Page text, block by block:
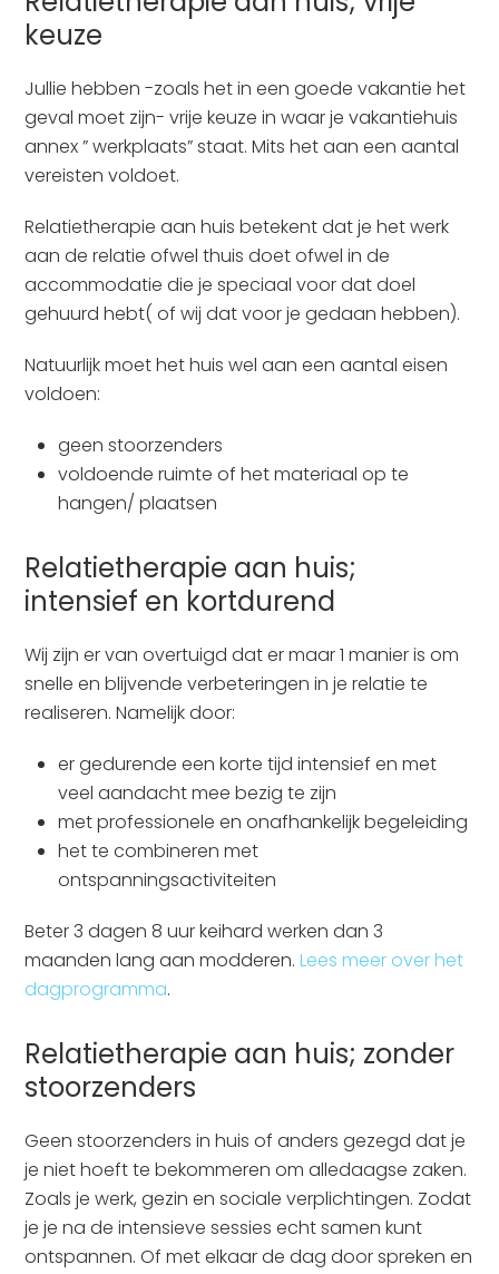
keuze
Jullie hebben -zoals het in een goede vakantie het
geval moet zijn- vrije keuze in waar je vakantiehuis
annex ” werkplaats” staat. Mits het aan een aantal
vereisten voldoet.
Relatietherapie aan huis betekent dat je het werk
aan de relatie ofwel thuis doet ofwel in de
accommodatie die je speciaal voor dat doel
gehuurd hebt( of wij dat voor je gedaan hebben).
Natuurlijk moet het huis wel aan een aantal eisen
voldoen:
geen stoorzenders
voldoende ruimte of het materiaal op te
hangen/ plaatsen
Relatietherapie aan huis;
intensief en kortdurend
Wij zijn er van overtuigd dat er maar 1 manier is om
snelle en blijvende verbeteringen in je relatie te
realiseren. Namelijk door:
er gedurende een korte tijd intensief en met
veel aandacht mee bezig te zijn
met professionele en onafhankelijk begeleiding
het te combineren met
ontspanningsactiviteiten
Beter 3 dagen 8 uur keihard werken dan 3
maanden lang aan modderen.Lees meer over het
dagprogramma.
Relatietherapie aan huis; zonder
stoorzenders
Geen stoorzenders in huis of anders gezegd dat je
je niet hoeft te bekommeren om alledaagse zaken.
Zoals je werk, gezin en sociale verplichtingen. Zodat
je je na de intensieve sessies echt samen kunt
ontspannen. Of met elkaar de dag door spreken en